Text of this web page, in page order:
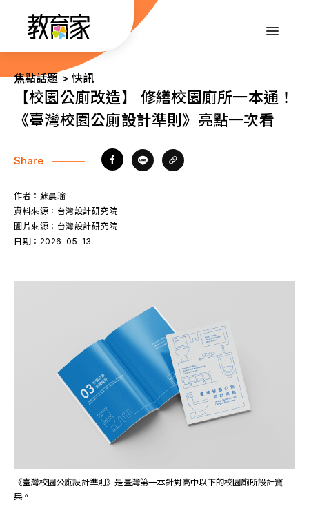
內
::: 焦點話題 > 快訊
【校園公廁改造】 修繕校園廁所一本通！
《臺灣校園公廁設計準則》亮點一次看
Share
作者： 蘇晨瑜
資料來源： 台灣設計研究院
圖片來源： 台灣設計研究院
日期： 2026-05-13
《臺灣校園公廁設計準則》是臺灣第一本針對高中以下的校園廁所設計寶
典。